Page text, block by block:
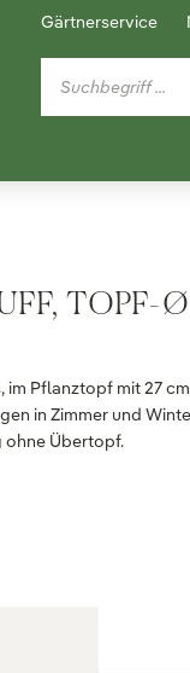
Gärtnerservice
TOPF-
im Pflanztopf mit 27
in Zimmer und
ohne Übertopf.